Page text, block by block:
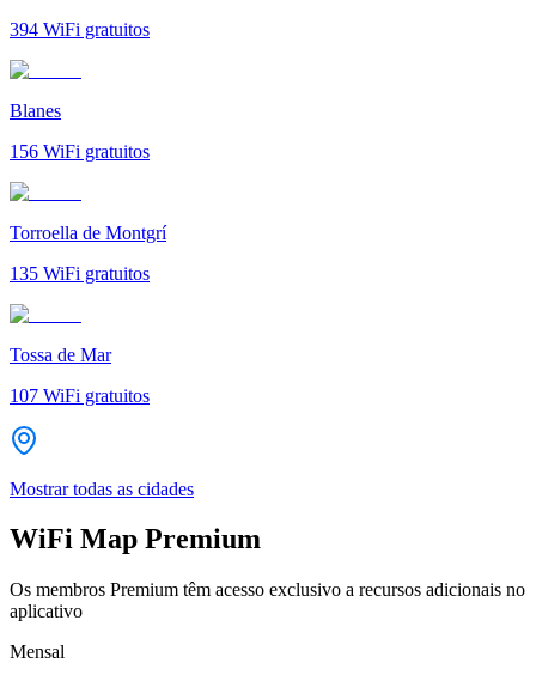
394 WiFi gratuitos
Blanes
156 WiFi gratuitos
Torroella de Montgrí
135 WiFi gratuitos
Tossa de Mar
107 WiFi gratuitos
Mostrar todas as cidades
WiFi Map Premium
Os membros Premium têm acesso exclusivo a recursos adicionais no
aplicativo
Mensal